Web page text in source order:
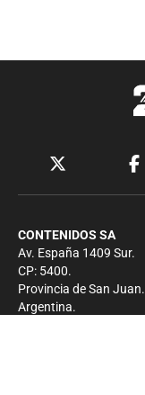
CONTENIDOS SA
Av. España 1409 Sur.
CP: 5400.
Provincia de San Juan.
Argentina.